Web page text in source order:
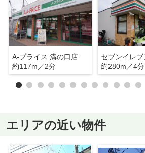
A-プライス 溝の口店
約117m／2分
約280m／4分
エリアの近い物件